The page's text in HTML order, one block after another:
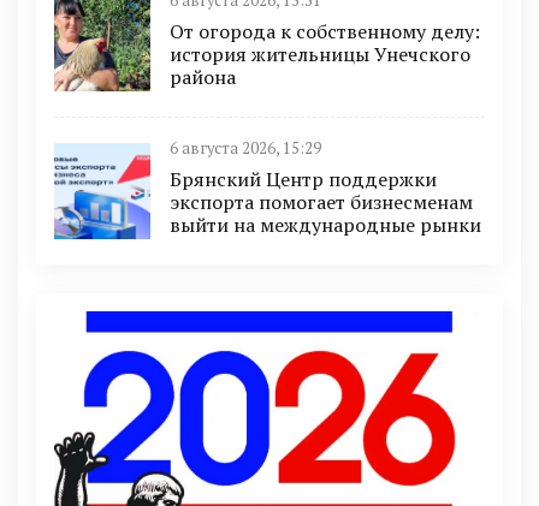
От огорода к собственному делу:
история жительницы Унечского
района
6 августа 2026, 15:29
Брянский Центр поддержки
экспорта помогает бизнесменам
выйти на международные рынки